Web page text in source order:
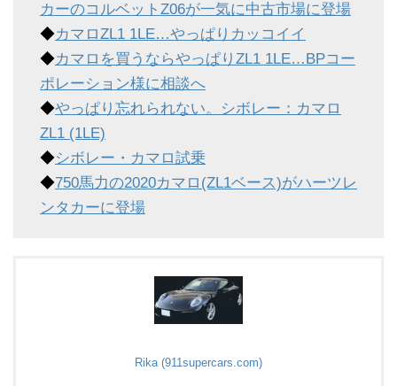
カーのコルベットZ06が一気に中古市場に登場
◆カマロZL1 1LE…やっぱりカッコイイ
◆カマロを買うならやっぱりZL1 1LE…BPコー
ポレーション様に相談へ
◆やっぱり忘れられない。シボレー：カマロ
ZL1 (1LE)
◆シボレー・カマロ試乗
◆750馬力の2020カマロ(ZL1ベース)がハーツレ
ンタカーに登場
Rika (911supercars.com)